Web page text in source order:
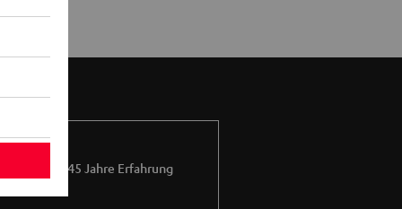
Mehr als 45 Jahre Erfahrung